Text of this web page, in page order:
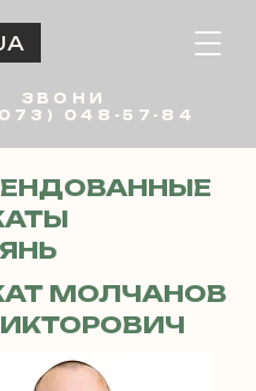
ЗВОНИ
048-57-84
МОЛЧАНОВ